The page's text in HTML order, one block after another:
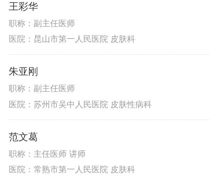
王彩华
职称：副主任医师
医院：昆山市第一人民医院 皮肤科
朱亚刚
职称：副主任医师
医院：苏州市吴中人民医院 皮肤性病科
范文葛
职称：主任医师 讲师
医院：常熟市第一人民医院 皮肤科